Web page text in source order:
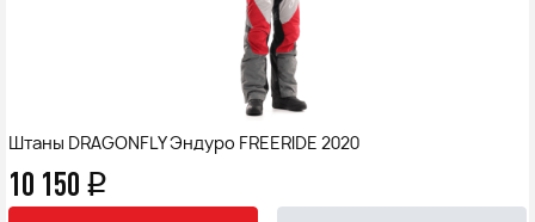
Штаны DRAGONFLY Эндуро FREERIDE 2020
10 150 q